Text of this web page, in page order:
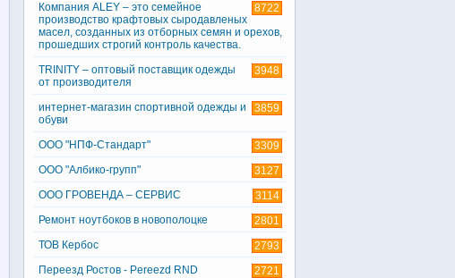
8722
Компания ALEY – это семейное
производство крафтовых сыродавленых
масел, созданных из отборных семян и орехов,
прошедших строгий контроль качества.
3948
TRINITY – оптовый поставщик одежды
от производителя
3859
интернет-магазин спортивной одежды и
обуви
3309
ООО "НПФ-Стандарт"
3127
ООО "Албико-групп"
3114
ООО ГРОВЕНДА – СЕРВИС
2801
Ремонт ноутбоков в новополоцке
2793
ТОВ Кербос
2721
Переезд Ростов - Pereezd RND